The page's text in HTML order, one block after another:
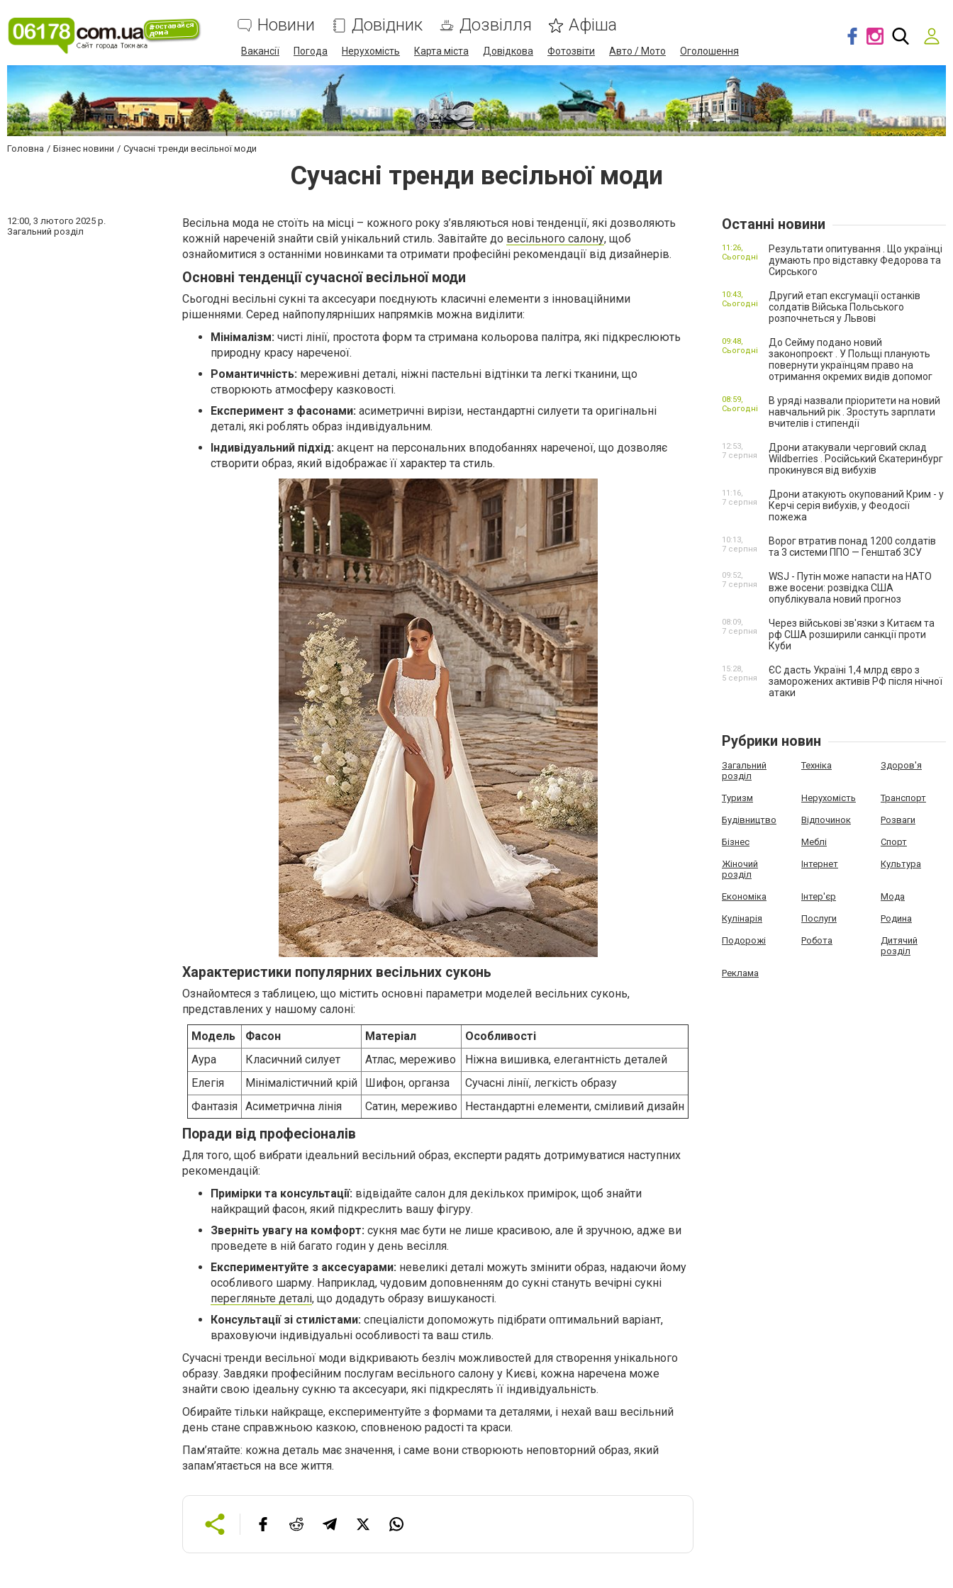
Новини Довідник Дозвілля Афіша
Вакансії Погода Нерухомість Карта міста Довідкова Фотозвіти Авто / Мото Оголошення
Головна Бізнес новини Сучасні тренди весільної моди
Сучасні тренди весільної моди
12:00, 3 лютого 2025 р.
Загальний розділ
Весільна мода не стоїть на місці – кожного року з’являються нові тенденції, які дозволяють
кожній нареченій знайти свій унікальний стиль. Завітайте до весільного салону, щоб
ознайомитися з останніми новинками та отримати професійні рекомендації від дизайнерів.
Основні тенденції сучасної весільної моди
Сьогодні весільні сукні та аксесуари поєднують класичні елементи з інноваційними
рішеннями. Серед найпопулярніших напрямків можна виділити:
Мінімалізм: чисті лінії, простота форм та стримана кольорова палітра, які підкреслюють
природну красу нареченої.
Романтичність: мереживні деталі, ніжні пастельні відтінки та легкі тканини, що
створюють атмосферу казковості.
Експеримент з фасонами: асиметричні вирізи, нестандартні силуети та оригінальні
деталі, які роблять образ індивідуальним.
Індивідуальний підхід: акцент на персональних вподобаннях нареченої, що дозволяє
створити образ, який відображає її характер та стиль.
Характеристики популярних весільних суконь
Ознайомтеся з таблицею, що містить основні параметри моделей весільних суконь,
представлених у нашому салоні:
Модель
Фасон Матеріал
Особливості
Аура
Класичний силует Атлас, мереживо
Ніжна вишивка, елегантність деталей
Елегія
Мінімалістичний крій Шифон, органза
Сучасні лінії, легкість образу
Фантазія Асиметрична лінія Сатин, мереживо Нестандартні елементи, сміливий дизайн
Поради від професіоналів
Для того, щоб вибрати ідеальний весільний образ, експерти радять дотримуватися наступних
рекомендацій:
Примірки та консультації: відвідайте салон для декількох примірок, щоб знайти
найкращий фасон, який підкреслить вашу фігуру.
Зверніть увагу на комфорт: сукня має бути не лише красивою, але й зручною, адже ви
проведете в ній багато годин у день весілля.
Експериментуйте з аксесуарами: невеликі деталі можуть змінити образ, надаючи йому
особливого шарму. Наприклад, чудовим доповненням до сукні стануть вечірні сукні
перегляньте деталі, що додадуть образу вишуканості.
Консультації зі стилістами: спеціалісти допоможуть підібрати оптимальний варіант,
враховуючи індивідуальні особливості та ваш стиль.
Сучасні тренди весільної моди відкривають безліч можливостей для створення унікального
образу. Завдяки професійним послугам весільного салону у Києві, кожна наречена може
знайти свою ідеальну сукню та аксесуари, які підкреслять її індивідуальність.
Обирайте тільки найкраще, експериментуйте з формами та деталями, і нехай ваш весільний
день стане справжньою казкою, сповненою радості та краси.
Пам’ятайте: кожна деталь має значення, і саме вони створюють неповторний образ, який
запам’ятається на все життя.
Останні новини
Результати опитування . Що українці
думають про відставку Федорова та
Сирського
11:26,
Сьогодні
Другий етап ексгумації останків
солдатів Війська Польського
розпочнеться у Львові
10:43,
Сьогодні
До Сейму подано новий
законопроєкт . У Польщі планують
повернути українцям право на
отримання окремих видів допомог
09:48,
Сьогодні
В уряді назвали пріоритети на новий
навчальний рік . Зростуть зарплати
вчителів і стипендії
08:59,
Сьогодні
Дрони атакували черговий склад
Wildberries . Російський Єкатеринбург
прокинувся від вибухів
12:53,
7 серпня
Дрони атакують окупований Крим - у
Керчі серія вибухів, у Феодосії
пожежа
11:16,
7 серпня
Ворог втратив понад 1200 солдатів
та 3 системи ППО — Генштаб ЗСУ
10:13,
7 серпня
WSJ - Путін може напасти на НАТО
вже восени: розвідка США
опублікувала новий прогноз
09:52,
7 серпня
Через військові зв'язки з Китаєм та
рф США розширили санкції проти
Куби
08:09,
7 серпня
ЄС дасть Україні 1,4 млрд євро з
заморожених активів РФ після нічної
атаки
15:28,
5 серпня
Рубрики новин
Загальний
розділ
Техніка Здоров'я
Туризм Нерухомість Транспорт
Будівництво Відпочинок Розваги
Бізнес Меблі Спорт
Жіночий
розділ
Інтернет Культура
Економіка Інтер'єр Мода
Кулінарія Послуги Родина
Подорожі Робота
Дитячий
розділ
Реклама